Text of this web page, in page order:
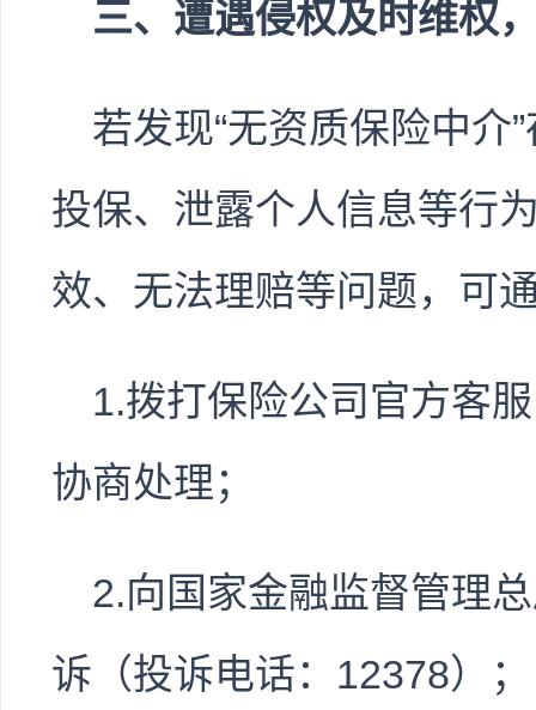
三、遭遇侵权及时维权
若发现“无资质保险中介
投保、泄露个人信息等行
效、无法理赔等问题，可
1.拨打保险公司官方客
协商处理；
2.向国家金融监督管理
诉（投诉电话：12378）；